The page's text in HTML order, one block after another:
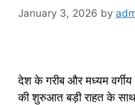
January 3, 2026 by
देश के गरीब और मध्यम वर्गीय
की शुरुआत बड़ी राहत के